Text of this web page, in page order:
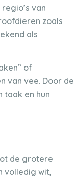
van
zoals
als
of
van vee. Door de
taak en hun
de grotere
volledig wit,